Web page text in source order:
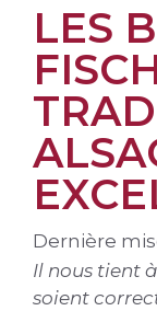
LES
Dernière
Il nous tient
soient